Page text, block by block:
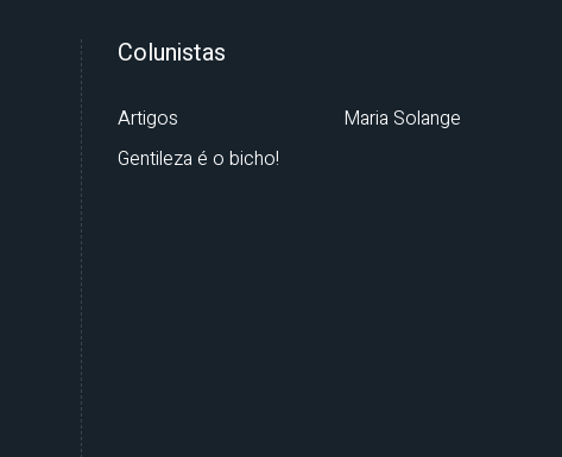
Colunistas
Artigos
Gentileza é o bicho!
Maria Solange